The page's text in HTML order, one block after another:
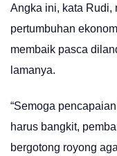
Angka ini, kata Rudi,
pertumbuhan
membaik pasca
lamanya.
“Semoga
harus bangkit,
bergotong royong